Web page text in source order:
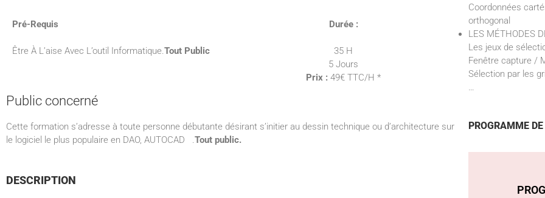
Pré-Requis
Être À L’aise Avec L’outil Informatique.Tout Public
Durée :
35 H
5 Jours
Prix :49€ TTC/H *
Public concerné
Cette formation s’adresse à toute personne débutante désirant s’initier au dessin technique ou d’architecture sur
le logiciel le plus populaire en DAO, AUTOCAD .Tout public.
DESCRIPTION
Coordonnées
orthogonal
LES MÉTHODES
Les jeux de
Fenêtre capture /
Sélection par les
PROGRAMME